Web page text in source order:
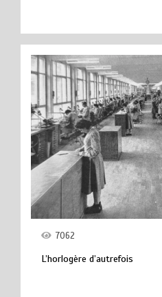
7062
L’horlogère d’autrefois